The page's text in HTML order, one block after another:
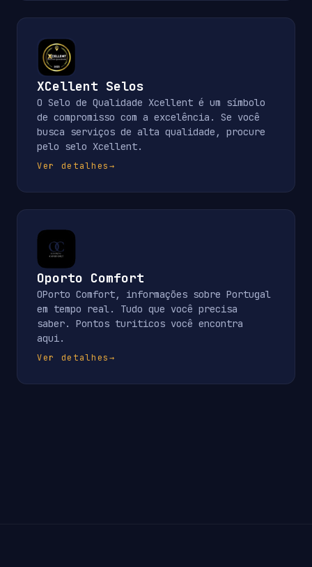
XCellent Selos
O Selo de Qualidade Xcellent é um símbolo
de compromisso com a excelência. Se você
busca serviços de alta qualidade, procure
pelo selo Xcellent.
Ver detalhes→
Oporto Comfort
OPorto Comfort, informações sobre Portugal
em tempo real. Tudo que você precisa
saber. Pontos turiticos você encontra
aqui.
Ver detalhes→